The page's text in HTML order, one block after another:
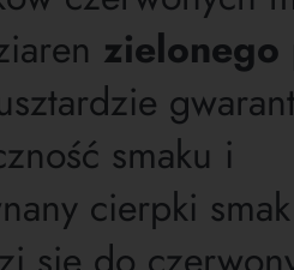
smaku i
cierpki